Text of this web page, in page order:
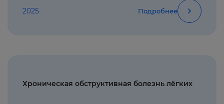
2025 Подробнее
Хроническая обструктивная болезнь лёгких